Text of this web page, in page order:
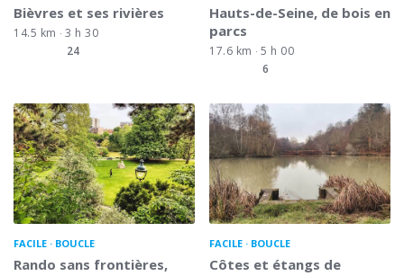
Bièvres et ses rivières
14.5 km
3 h 30
24
Hauts-de-Seine, de bois en
parcs
17.6 km
5 h 00
6
FACILE BOUCLE
Rando sans frontières,
FACILE BOUCLE
Côtes et étangs de